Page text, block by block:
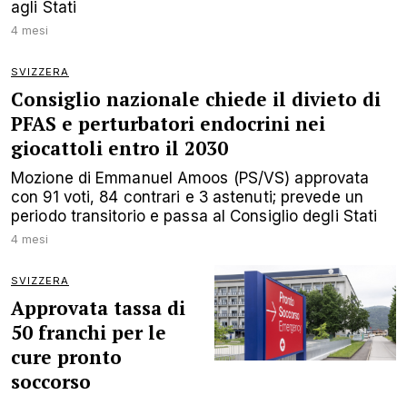
agli Stati
4 mesi
SVIZZERA
Consiglio nazionale chiede il divieto di
PFAS e perturbatori endocrini nei
giocattoli entro il 2030
Mozione di Emmanuel Amoos (PS/VS) approvata
con 91 voti, 84 contrari e 3 astenuti; prevede un
periodo transitorio e passa al Consiglio degli Stati
4 mesi
SVIZZERA
Approvata tassa di
50 franchi per le
cure pronto
soccorso